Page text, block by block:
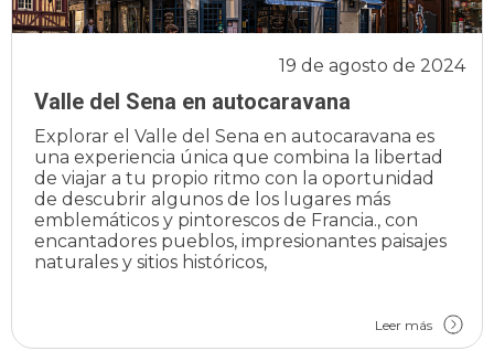
Valle del Sena en autocaravana
19 de agosto de 2024
Explorar el Valle del Sena en autocaravana es
una experiencia única que combina la libertad
de viajar a tu propio ritmo con la oportunidad
de descubrir algunos de los lugares más
emblemáticos y pintorescos de Francia., con
encantadores pueblos, impresionantes paisajes
naturales y sitios históricos,
Leer más